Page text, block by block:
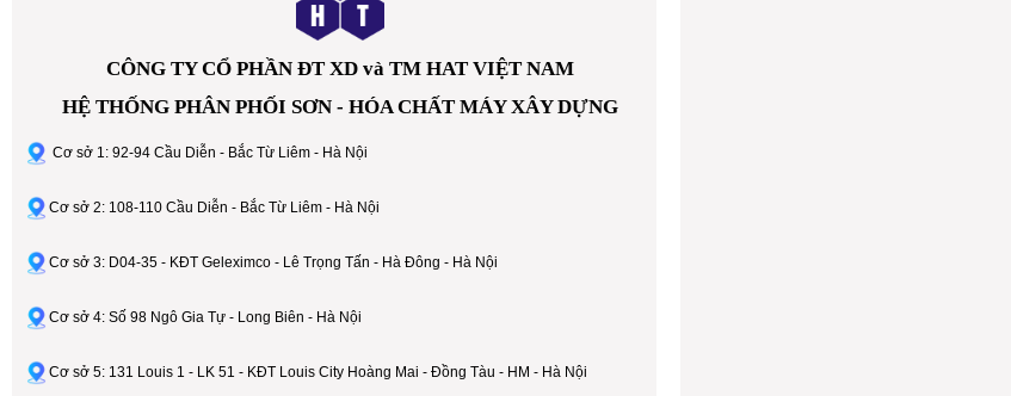
CÔNG TY CỔ PHẦN ĐT XD và TM HAT VIỆT NAM
HỆ THỐNG PHÂN PHỐI SƠN - HÓA CHẤT MÁY XÂY DỰNG
Cơ sở 1: 92-94 Cầu Diễn - Bắc Từ Liêm - Hà Nội
Cơ sở 2: 108-110 Cầu Diễn - Bắc Từ Liêm - Hà Nội
Cơ sở 3: D04-35 - KĐT Geleximco - Lê Trọng Tấn - Hà Đông - Hà Nội
Cơ sở 4: Số 98 Ngô Gia Tự - Long Biên - Hà Nội
Cơ sở 5: 131 Louis 1 - LK 51 - KĐT Louis City Hoàng Mai - Đồng Tàu - HM - Hà Nội